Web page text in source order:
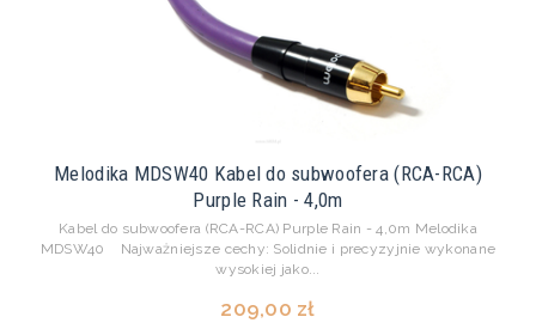
Melodika MDSW40 Kabel do subwoofera (RCA-RCA)
Purple Rain - 4,0m
Kabel do subwoofera (RCA-RCA) Purple Rain - 4,0m Melodika
MDSW40 Najważniejsze cechy: Solidnie i precyzyjnie wykonane
wysokiej jako...
209,00 zł